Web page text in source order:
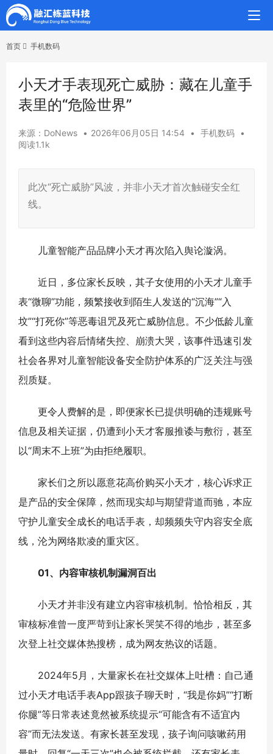
首页 手机数码
小天才手表现死亡威胁：藏在儿童手
表里的“危险世界”
来源：DoNews • 2026年06月05日 14:54 • 手机数码
•
阅读1.1k
此次“死亡威胁”风波，并非小天才首次触碰安全红
线。
儿童智能产品品牌小天才再次陷入舆论漩涡。
近日，多位家长反映，其子女使用的小天才儿童手
表“微聊”功能，频繁接收到陌生人发送的“沉海”“入
坟”“打死你”等恶毒诅咒及死亡威胁信息。不少低龄儿童
看到这些内容后情绪失控、崩溃大哭，该事件迅速引发
社会各界对儿童智能设备安全防护体系的广泛关注与强
烈质疑。
更令人费解的是，即便家长已提供明确的违规账号
信息及相关证据，仍遭到小天才客服推诿与敷衍，甚至
以“周末不上班”为由拒绝履职。
家长们之所以愿意花高价购买小天才，核心诉求正
是产品的安全保障，然而现实却与期望背道而驰，本应
守护儿童安全成长的电话手表，却频频失守内容安全底
线，沦为网络欺凌的重灾区。
01、内容审核机制漏洞百出
小天才并非没有建立内容审核机制。恰恰相反，其
审核标准曾一度严苛到让家长哭笑不得的地步，甚至多
次登上社交媒体热搜榜，成为网友热议的话题。
2024年5月，大量家长在社交媒体上吐槽：自己通
过小天才电话手表App跟孩子聊天时，“我是你妈”“打断
你腿”等日常表述竟然被系统提示“可能含有不适宜内
容”而无法发送。有家长甚至发现，孩子询问咳嗽药用